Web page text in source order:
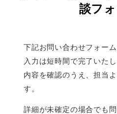
談フ
下記お問い合わせフォー
入力は短時間で完了いたし
内容を確認のうえ、担当
す。
詳細が未確定の場合でも